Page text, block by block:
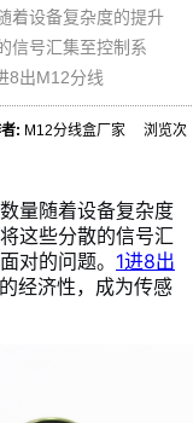
着设备复杂度的提升
信号汇集至控制系
8出M12分线
: M12分线盒厂家 浏览次
量随着设备复杂度
这些分散的信号汇
对的问题。 1进8出
经济性，成为传感